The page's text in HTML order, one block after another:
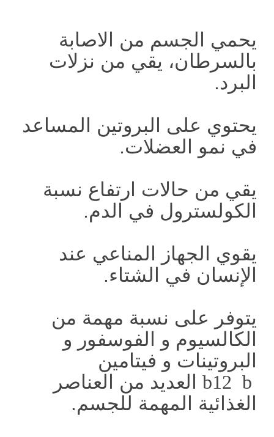
يحمي الجسم من الاصابة
بالسرطان، يقي من نزلات
البرد.
يحتوي على البروتين المساعد
في نمو العضلات.
يقي من حالات ارتفاع نسبة
الكولسترول في الدم.
يقوي الجهاز المناعي عند
الإنسان في الشتاء.
يتوفر على نسبة مهمة من
الكالسيوم و الفوسفور و
البروتينات و فيتامين
b
b12 العديد من العناصر
الغذائية المهمة للجسم.